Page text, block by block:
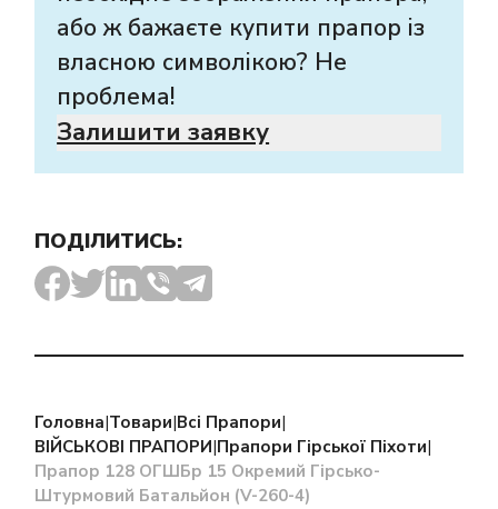
або ж бажаєте купити прапор із
власною символікою? Не
проблема!
Залишити заявку
ПОДІЛИТИСЬ:
Головна|Товари|Всі Прапори|
ВІЙСЬКОВІ ПРАПОРИ|Прапори Гірської Піхоти|
Прапор 128 ОГШБр 15 Окремий Гірсько-
Штурмовий Батальйон (V-260-4)